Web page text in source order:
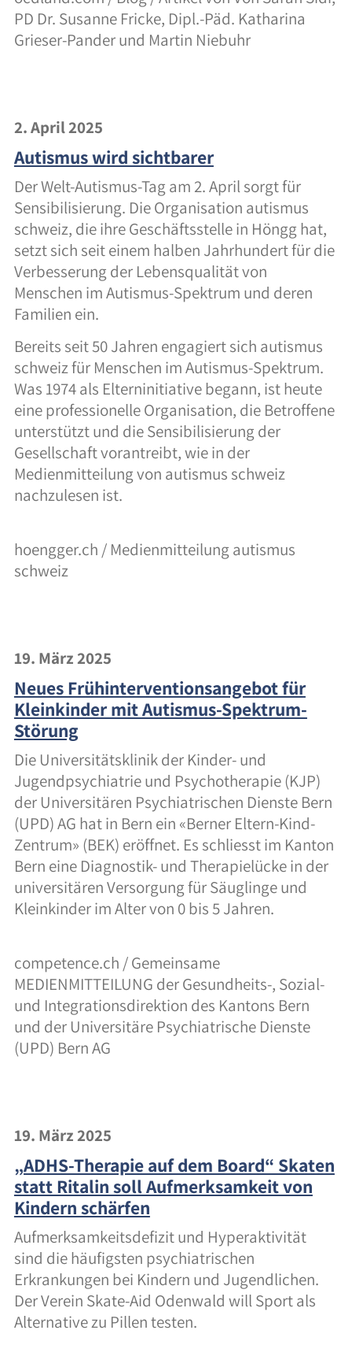
PD Dr. Susanne Fricke, Dipl.-Päd. Katharina
Grieser-Pander und Martin Niebuhr
2. April 2025
Autismus wird sichtbarer
Der Welt-Autismus-Tag am 2. April sorgt für
Sensibilisierung. Die Organisation autismus
schweiz, die ihre Geschäftsstelle in Höngg hat,
setzt sich seit einem halben Jahrhundert für die
Verbesserung der Lebensqualität von
Menschen im Autismus-Spektrum und deren
Familien ein.
Bereits seit 50 Jahren engagiert sich autismus
schweiz für Menschen im Autismus-Spektrum.
Was 1974 als Elterninitiative begann, ist heute
eine professionelle Organisation, die Betroffene
unterstützt und die Sensibilisierung der
Gesellschaft vorantreibt, wie in der
Medienmitteilung von autismus schweiz
nachzulesen ist.
hoengger.ch / Medienmitteilung autismus
schweiz
19. März 2025
Neues Frühinterventionsangebot für
Kleinkinder mit Autismus-Spektrum-
Störung
Die Universitätsklinik der Kinder- und
Jugendpsychiatrie und Psychotherapie (KJP)
der Universitären Psychiatrischen Dienste Bern
(UPD) AG hat in Bern ein «Berner Eltern-Kind-
Zentrum» (BEK) eröffnet. Es schliesst im Kanton
Bern eine Diagnostik- und Therapielücke in der
universitären Versorgung für Säuglinge und
Kleinkinder im Alter von 0 bis 5 Jahren.
competence.ch / Gemeinsame
MEDIENMITTEILUNG der Gesundheits-, Sozial-
und Integrationsdirektion des Kantons Bern
und der Universitäre Psychiatrische Dienste
(UPD) Bern AG
19. März 2025
„ADHS-Therapie auf dem Board“ Skaten
statt Ritalin soll Aufmerksamkeit von
Kindern schärfen
Aufmerksamkeitsdefizit und Hyperaktivität
sind die häufigsten psychiatrischen
Erkrankungen bei Kindern und Jugendlichen.
Der Verein Skate-Aid Odenwald will Sport als
Alternative zu Pillen testen.